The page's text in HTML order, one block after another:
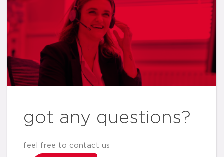
got any questions?
feel free to contact us